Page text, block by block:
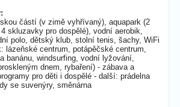
částí (v zimě vyhřívaný), aquapark (2
skluzavky pro dospělé), vodní aerobik,
polo, dětský klub, stolní tenis, šachy, WiFi
lázeňské centrum, potápěčské centrum,
banánu, windsurfing, vodní lyžování,
dnem, rybaření) - zábava a
pro děti i dospělé - další: prádelna
se suvenýry, směnárna